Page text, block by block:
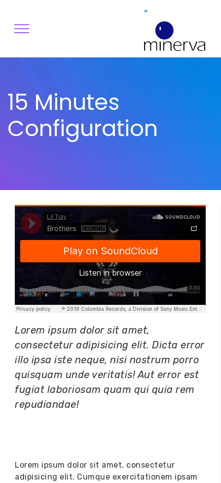
"
15 Minutes
Configuration
Lorem ipsum dolor sit amet,
consectetur adipisicing elit. Dicta error
illo ipsa iste neque, nisi nostrum porro
quisquam unde veritatis! Aut error est
fugiat laboriosam quam qui quia rem
repudiandae!
Lorem ipsum dolor sit amet, consectetur
adipisicing elit. Cumque exercitationem ipsam